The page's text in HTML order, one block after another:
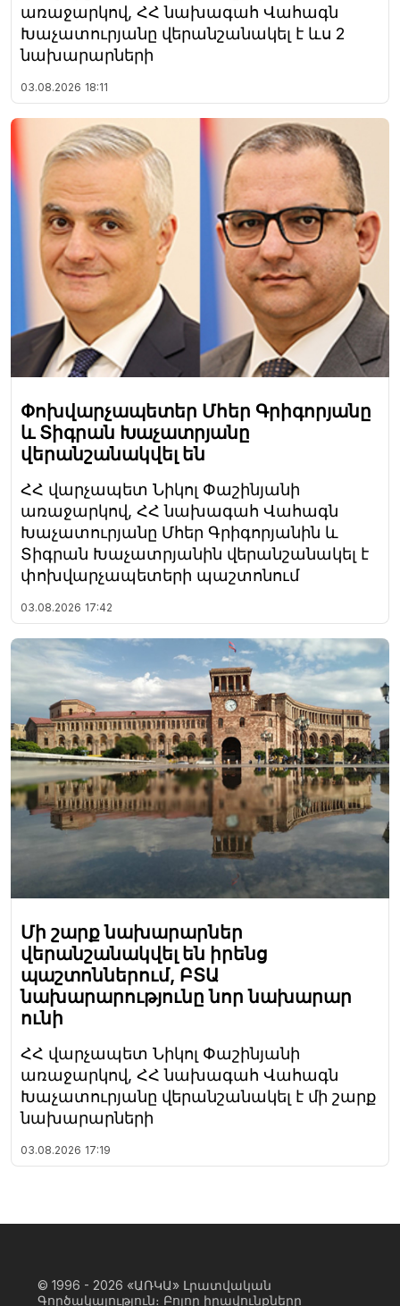
առաջարկով, ՀՀ նախագահ Վահագն
Խաչատուրյանը վերանշանակել է ևս 2
նախարարների
03.08.2026 18:11
Փոխվարչապետեր Մհեր Գրիգորյանը
և Տիգրան Խաչատրյանը
վերանշանակվել են
ՀՀ վարչապետ Նիկոլ Փաշինյանի
առաջարկով, ՀՀ նախագահ Վահագն
Խաչատուրյանը Մհեր Գրիգորյանին և
Տիգրան Խաչատրյանին վերանշանակել է
փոխվարչապետերի պաշտոնում
03.08.2026 17:42
Մի շարք նախարարներ
վերանշանակվել են իրենց
պաշտոններում, ԲՏԱ
նախարարությունը նոր նախարար
ունի
ՀՀ վարչապետ Նիկոլ Փաշինյանի
առաջարկով, ՀՀ նախագահ Վահագն
Խաչատուրյանը վերանշանակել է մի շարք
նախարարների
03.08.2026 17:19
© 1996 - 2026 «ԱՌԿԱ» Լրատվական
Գործակալություն։ Բոլոր իրավունքները